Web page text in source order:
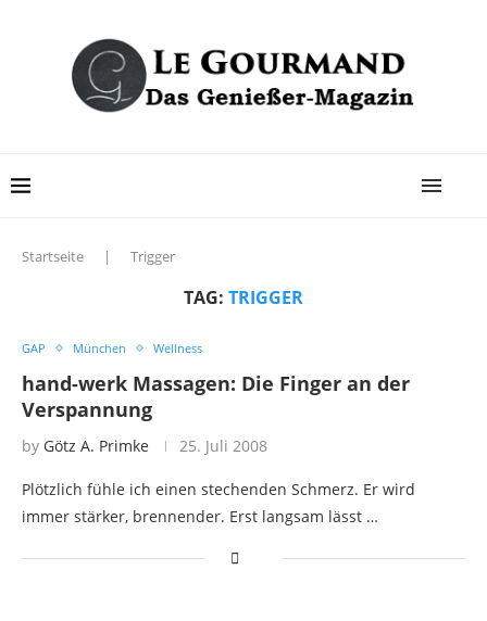
Startseite | Trigger
TAG: TRIGGER
GAP München Wellness
hand-werk Massagen: Die Finger an der
Verspannung
by Götz A. Primke 25. Juli 2008
Plötzlich fühle ich einen stechenden Schmerz. Er wird
immer stärker, brennender. Erst langsam lässt …